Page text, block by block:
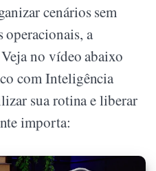
cenários sem
operacionais, a
no vídeo abaixo
com Inteligência
sua rotina e liberar
importa: